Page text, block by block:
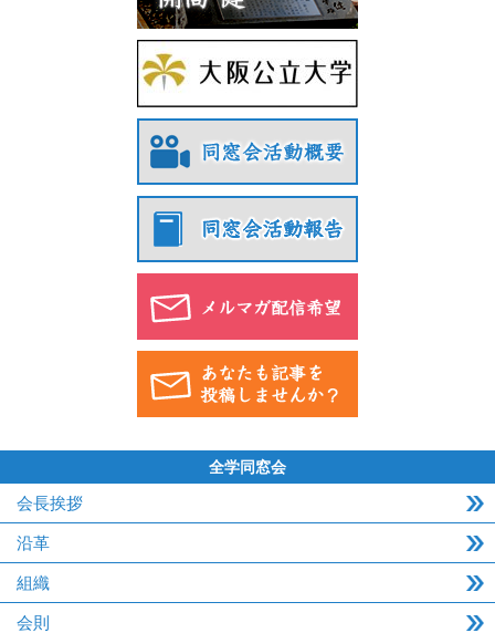
全学同窓会
会長挨拶
沿革
組織
会則